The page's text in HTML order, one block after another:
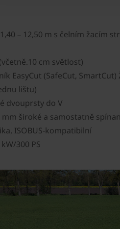
– 12,50 m s čelním žacím
cm světlost)
EasyCut (SafeCut,
lištu)
dvouprsty do V
široké a samostatně
ISOBUS-kompatibilní
300 PS